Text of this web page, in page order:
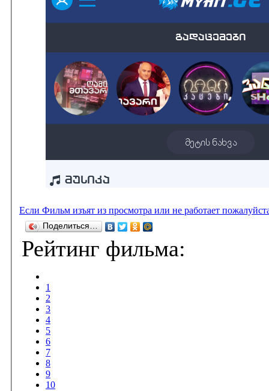
Если Фильм изъят из просмотра или не работает
Поделиться…
Рейтинг фильма:
1
2
3
4
5
6
7
8
9
10